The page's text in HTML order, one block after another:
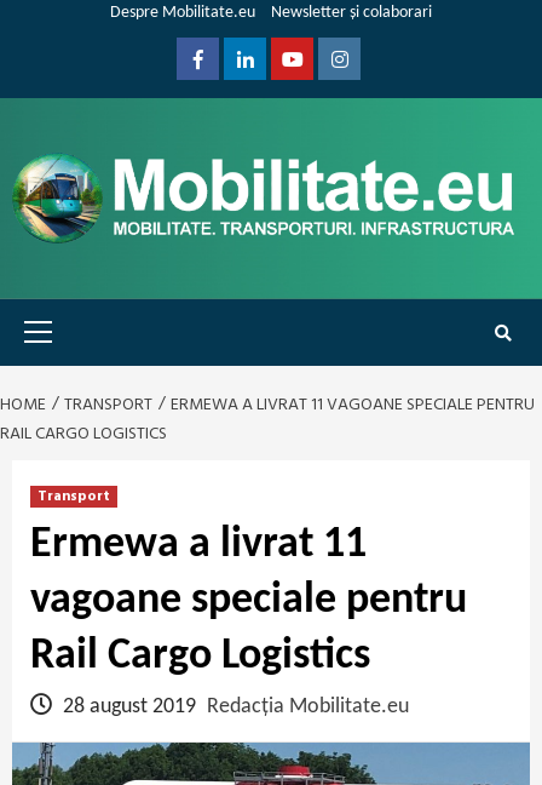
Despre Mobilitate.eu Newsletter și colaborari
FacebookLinkedinYoutubeInstagram
Primary
Menu
HOME TRANSPORT
ERMEWA A LIVRAT 11 VAGOANE SPECIALE PENTRU
RAIL CARGO LOGISTICS
Transport
Ermewa a livrat 11
vagoane speciale pentru
Rail Cargo Logistics
28 august 2019 Redacția Mobilitate.eu